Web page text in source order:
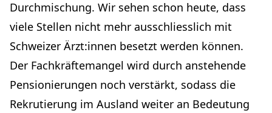
Durchmischung. Wir sehen schon heute, dass
viele Stellen nicht mehr ausschliesslich mit
Schweizer Ärzt:innen besetzt werden können.
Der Fachkräftemangel wird durch anstehende
Pensionierungen noch verstärkt, sodass die
Rekrutierung im Ausland weiter an Bedeutung